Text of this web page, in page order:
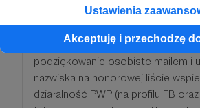
Ustawienia
Akceptuję i przechodzę
Jeśli zdecydujesz się wpłacać
przez minimum 6 miesięcy,
podziękowanie osobiste mailem i
nazwiska na honorowej liście
działalność PWP (na profilu FB